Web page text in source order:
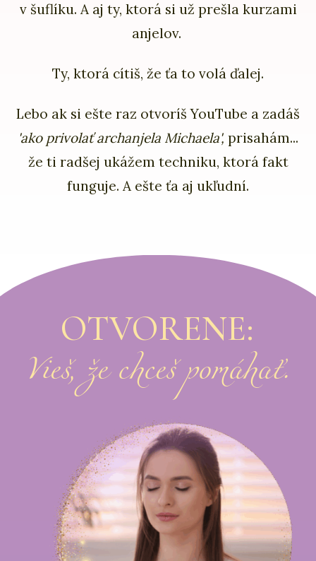
v šuflíku. A aj ty, ktorá si už prešla kurzami
anjelov.
Ty, ktorá cítiš, že ťa to volá ďalej.
Lebo ak si ešte raz otvoríš YouTube a zadáš
'ako privolať archanjela Michaela', prisahám...
že ti radšej ukážem techniku, ktorá fakt
funguje. A ešte ťa aj ukľudní.
OTVORENE:
Vieš, že chceš pomáhať.